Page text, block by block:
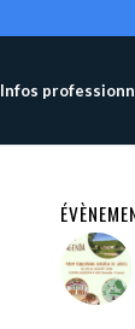
Infos